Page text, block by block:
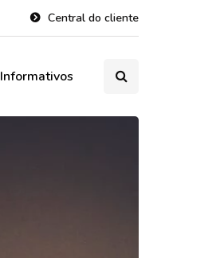
Central do cliente
Informativos